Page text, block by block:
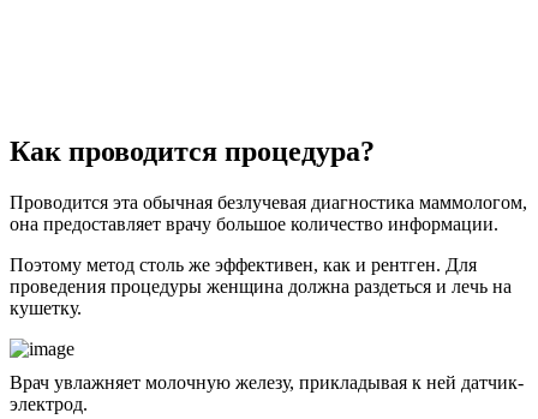
Как проводится процедура?
Проводится эта обычная безлучевая диагностика маммологом,
она предоставляет врачу большое количество информации.
Поэтому метод столь же эффективен, как и рентген. Для
проведения процедуры женщина должна раздеться и лечь на
кушетку.
Врач увлажняет молочную железу, прикладывая к ней датчик-
электрод.